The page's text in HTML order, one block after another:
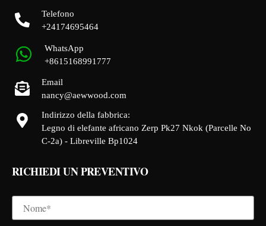
Telefono
+24174695464
WhatsApp
+8615168991777
Email
nancy@aewwood.com
Indirizzo della fabbrica:
Legno di elefante africano Zerp Pk27 Nkok (Parcelle No
C-2a) - Libreville Bp1024
RICHIEDI UN PREVENTIVO